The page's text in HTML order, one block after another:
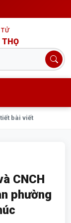
THỌ
bài viết
CNCH
phường